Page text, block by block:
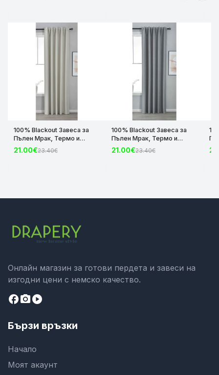
100% Blackout Завеса за
Пълен Мрак, Термо и
Шумоизолираща с коланче
цвят Крем, 175х140 и
21.00€23.40€
100% Blackout Завеса за
Пълен Мрак, Термо и
Шумоизолираща с коланче
цвят Сив, 175х140 и
21.00€23.40€
Онлайн магазин за готови пердета и завеси на
изгодни цени с немско качество.
facebookcamera_altplay_circle
Бързи връзки
Начало
Моят акаунт